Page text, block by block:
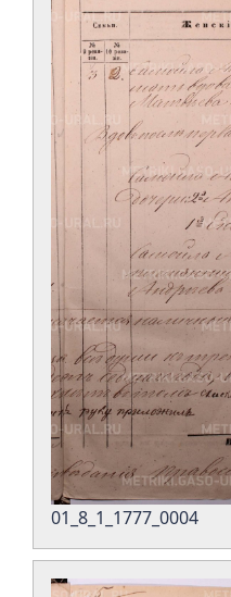
01_8_1_1777_0004